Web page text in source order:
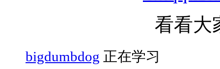
看看大
bigdumbdog 正在学习